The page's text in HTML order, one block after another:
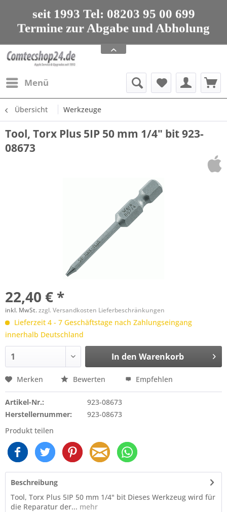
seit 1993 Tel: 08203 95 00 699
Termine zur Abgabe und Abholung
nur nach Vereinbarung
Apple Service, Upgrades und Zubehör
seit 1993 Tel: 08203 95 00 699
Menü
Übersicht Werkzeuge
Tool, Torx Plus 5IP 50 mm 1/4" bit 923-
08673
22,40 € *
inkl. MwSt.zzgl. Versandkosten Lieferbeschränkungen
Lieferzeit 4 - 7 Geschäftstage nach Zahlungseingang
innerhalb Deutschland
In den Warenkorb
Merken Bewerten Empfehlen
Artikel-Nr.:
923-08673
Herstellernummer:
923-08673
Produkt teilen
Beschreibung
Tool, Torx Plus 5IP 50 mm 1/4" bit Dieses Werkzeug wird für
die Reparatur der... mehr